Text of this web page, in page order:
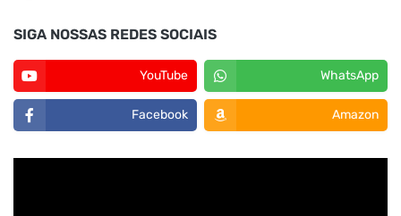
SIGA NOSSAS REDES SOCIAIS
YouTube WhatsApp
Facebook Amazon